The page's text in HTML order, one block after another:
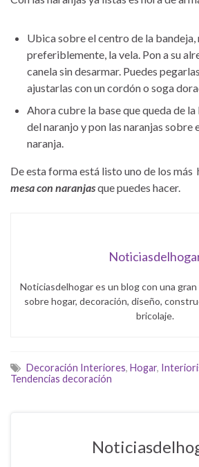
Ubica sobre el centro de la bandeja,
preferiblemente, la vela. Pon a su
canela sin desarmar. Puedes
ajustarlas con un cordón o soga
Ahora cubre la base que queda de
del naranjo y pon las naranjas sobre
naranja.
De esta forma está listo uno de los más
mesa con naranjasque puedes hacer.
Noticiasdelhogar es un blog con una
sobre hogar, decoración, diseño,
bricolaje.
Decoración Interiores, Hogar,
Tendencias decoración